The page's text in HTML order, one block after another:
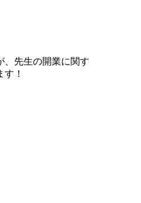
先生の開業に関す
！